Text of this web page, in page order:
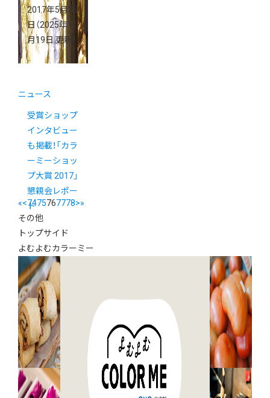
2017年5月25
日 （2025年11
月19日 更新）
ニュース
受賞ショップ
インタビュー
も掲載！「カラ
ーミーショッ
プ大賞 2017」
懇親会レポー
ト
«<7475767778>»
その他
トップサイド
よむよむカラーミー